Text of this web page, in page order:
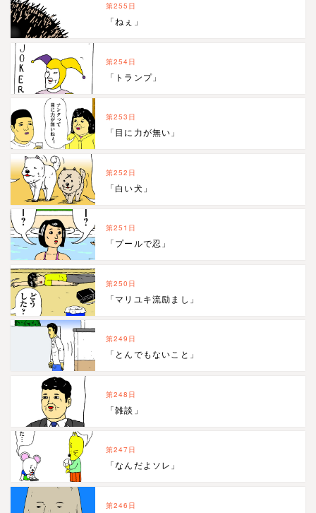
第255日
「ねぇ」
第254日
「トランプ」
第253日
「目に力が無い」
第252日
「白い犬」
第251日
「プールで忍」
第250日
「マリユキ流励まし」
第249日
「とんでもないこと」
第248日
「雑談」
第247日
「なんだよソレ」
第246日